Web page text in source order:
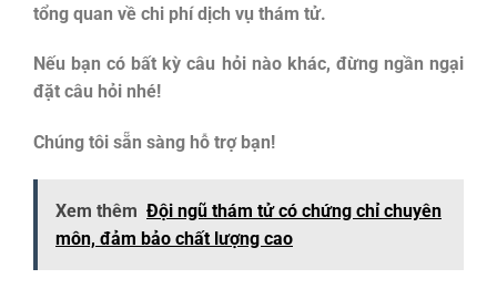
tổng quan về chi phí dịch vụ thám tử.
Nếu bạn có bất kỳ câu hỏi nào khác, đừng ngần ngại
đặt câu hỏi nhé!
Chúng tôi sẵn sàng hỗ trợ bạn!
Xem thêm Đội ngũ thám tử có chứng chỉ chuyên
môn, đảm bảo chất lượng cao